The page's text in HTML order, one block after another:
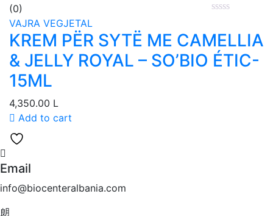
(0)
VAJRA VEGJETAL
KREM PËR SYTË ME CAMELLIA
& JELLY ROYAL – SO’BIO ÉTIC-
15ML
4,350.00 L
Add to cart
Email
info@biocenteralbania.com